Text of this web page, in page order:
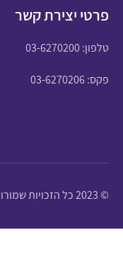
פרטי יצירת קשר
טלפון:03-6270200
פקס: 03-6270206
© 2023 כל הזכויות שמורות לקנט - קרן לביטוח נזקי טבע בחקלאות